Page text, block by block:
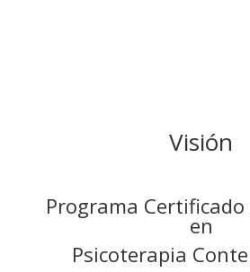
Visión
Programa
en
Psicoterapia